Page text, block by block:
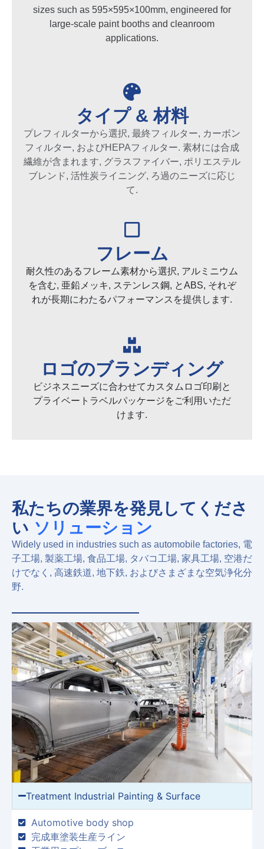
sizes such as 595×595×100mm, engineered for
large-scale paint booths and cleanroom
applications.
タイプ & 材料
プレフィルターから選択, 最終フィルター, カーボン
フィルター, およびHEPAフィルター. 素材には合成
繊維が含まれます, グラスファイバー, ポリエステル
ブレンド, 活性炭ライニング, ろ過のニーズに応じ
て.
フレーム
耐久性のあるフレーム素材から選択, アルミニウム
を含む, 亜鉛メッキ, ステンレス鋼, とABS, それぞ
れが長期にわたるパフォーマンスを提供します.
ロゴのブランディング
ビジネスニーズに合わせてカスタムロゴ印刷と
プライベートラベルパッケージをご利用いただ
けます.
私たちの業界を発見してくださ
い ソリューション
Widely used in industries such as automobile factories, 電
子工場, 製薬工場, 食品工場, タバコ工場, 家具工場, 空港だ
けでなく, 高速鉄道, 地下鉄, およびさまざまな空気浄化分
野.
Treatment Industrial Painting & Surface
Automotive body shop
完成車塗装生産ライン